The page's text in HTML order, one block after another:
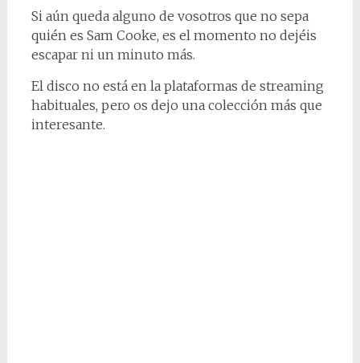
Si aún queda alguno de vosotros que no sepa
quién es Sam Cooke, es el momento no dejéis
escapar ni un minuto más.
El disco no está en la plataformas de streaming
habituales, pero os dejo una colección más que
interesante.